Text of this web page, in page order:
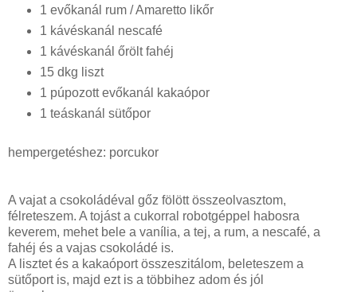
1 evőkanál rum / Amaretto likőr
1 kávéskanál nescafé
1 kávéskanál őrölt fahéj
15 dkg liszt
1 púpozott evőkanál kakaópor
1 teáskanál sütőpor
hempergetéshez: porcukor
A vajat a csokoládéval gőz fölött összeolvasztom,
félreteszem. A tojást a cukorral robotgéppel habosra
keverem, mehet bele a vanília, a tej, a rum, a nescafé, a
fahéj és a vajas csokoládé is.
A lisztet és a kakaóport összeszitálom, beleteszem a
sütőport is, majd ezt is a többihez adom és jól